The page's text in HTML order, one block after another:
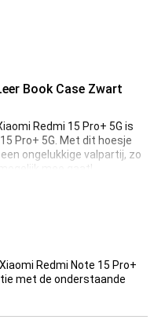
Book Case Zwart
Redmi 15 Pro+ 5G is
Pro+ 5G. Met dit hoesje
ongelukkige valpartij, zo
mee gaat!
kleuren, maar ze hebben
bent naar een leren
Het hoesje is namelijk
Redmi Note 15 Pro+
met de onderstaande